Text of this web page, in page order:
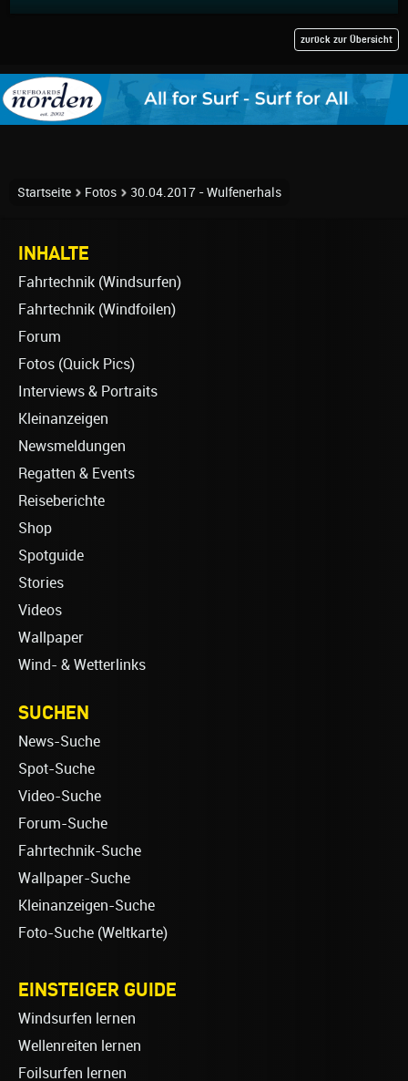
zurück zur Übersicht
Startseite Fotos 30.04.2017 - Wulfenerhals
INHALTE
Fahrtechnik (Windsurfen)
Fahrtechnik (Windfoilen)
Forum
Fotos (Quick Pics)
Interviews & Portraits
Kleinanzeigen
Newsmeldungen
Regatten & Events
Reiseberichte
Shop
Spotguide
Stories
Videos
Wallpaper
Wind- & Wetterlinks
SUCHEN
News-Suche
Spot-Suche
Video-Suche
Forum-Suche
Fahrtechnik-Suche
Wallpaper-Suche
Kleinanzeigen-Suche
Foto-Suche (Weltkarte)
EINSTEIGER GUIDE
Windsurfen lernen
Wellenreiten lernen
Foilsurfen lernen